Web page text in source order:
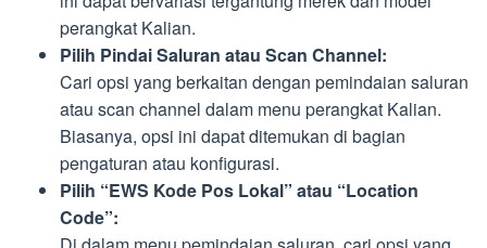
perangkat Kalian.
Pilih Pindai Saluran atau Scan Channel:
Cari opsi yang berkaitan dengan pemindaian saluran
atau scan channel dalam menu perangkat Kalian.
Biasanya, opsi ini dapat ditemukan di bagian
pengaturan atau konfigurasi.
Pilih “EWS Kode Pos Lokal” atau “Location
Code”: